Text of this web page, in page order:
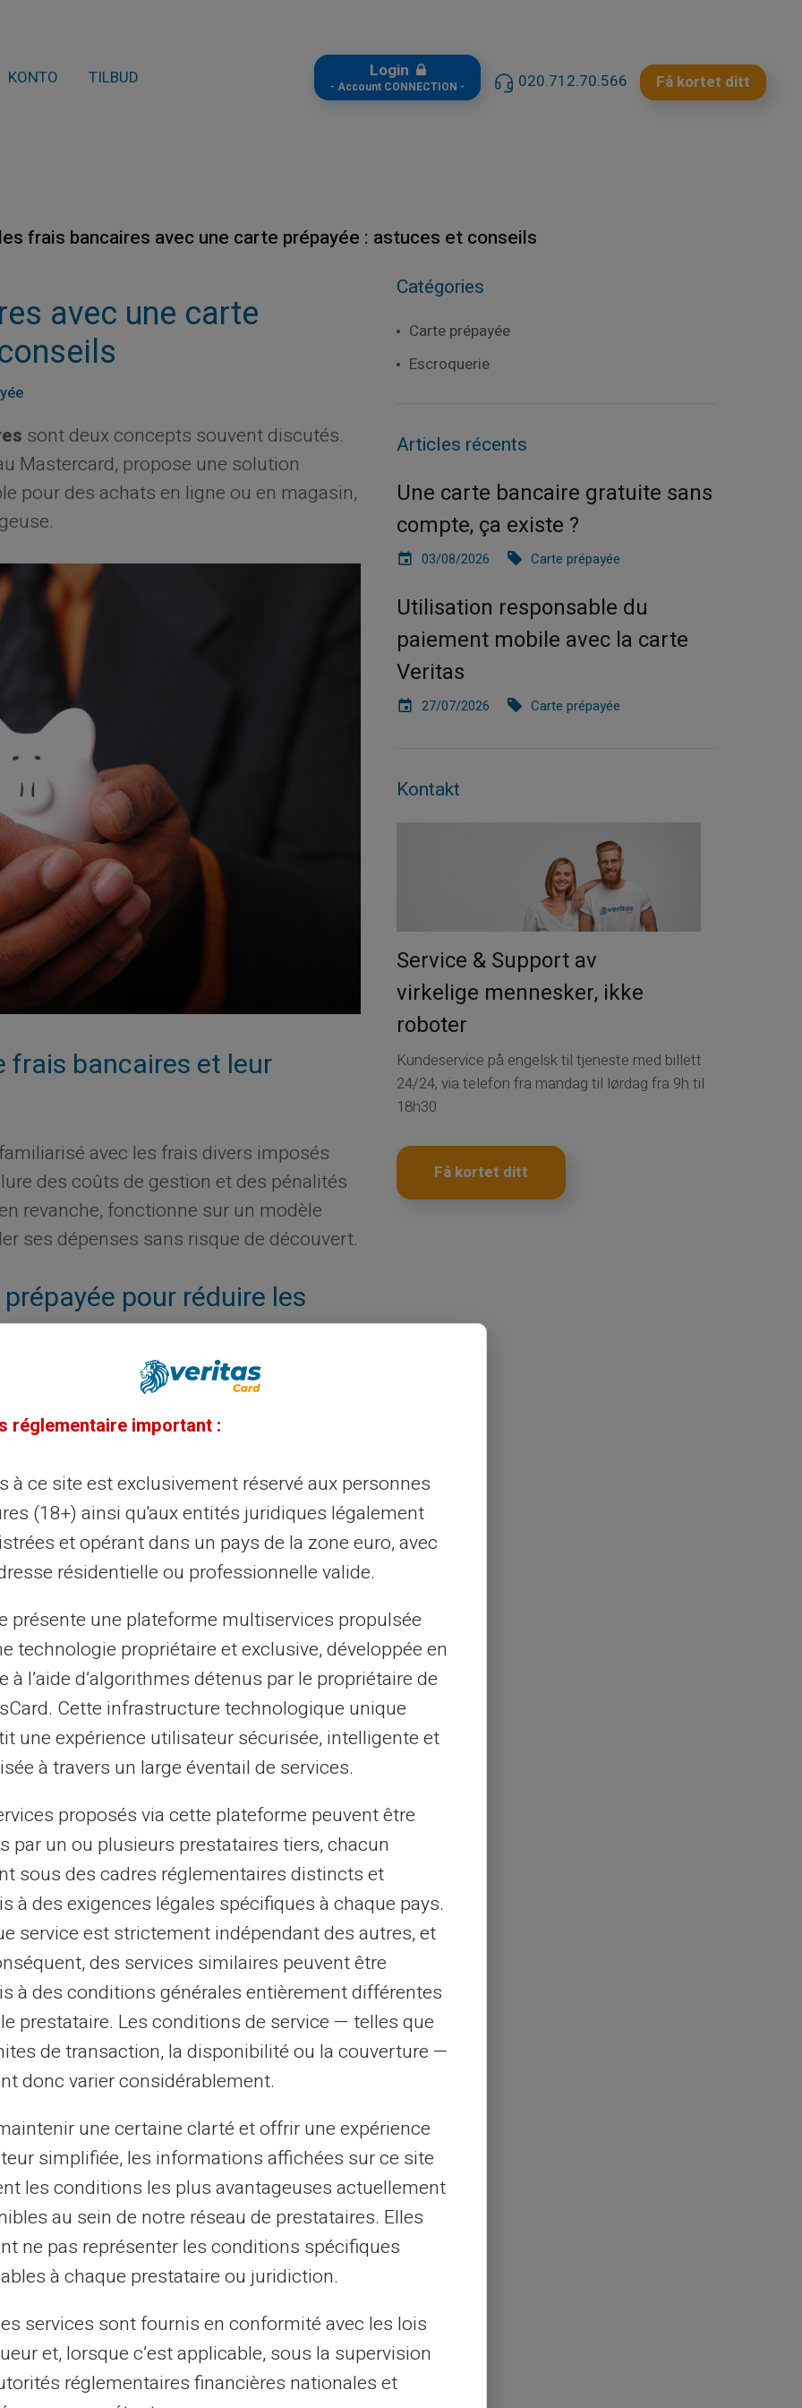
KONTO TILBUD Login
- Account CONNECTION - 020.712.70.566 Få kortet ditt
frais bancaires avec une carte prépayée : astuces et conseils
avec une carte
sont deux concepts souvent discutés.
Mastercard, propose une solution
pour des achats en ligne ou en magasin,
frais bancaires et leur
avec les frais divers imposés
des coûts de gestion et des pénalités
revanche, fonctionne sur un modèle
ses dépenses sans risque de découvert.
pour réduire les
la carte avec RIB prépayée
inattendus. Ce type de carte ne
Aucun document justificatif n'est
les procédures.
comptes bancaires classiques sont
carte avec le montant désiré.
supplémentaires, notamment en cas
distincts de la
peuvent augmenter
retraits dans des devises différentes. La
Mastercard est accepté, offre une
inférieurs à ceux d'unebanque
internationales.
desvirements internationaux
sans frais cachés, ce qui
voyageurs fréquents ou les
étrangers.
caractéristique clé
Veritas est le contrôle des dépenses
que le montant préchargé, il est
aide à éviter les frais liés au
de crédit conventionnelles.
particulièrement attirante pour les
ainsi que pour toute personne
mensuelles.
Catégories
Carte prépayée
Escroquerie
Articles récents
Une carte bancaire gratuite sans
compte, ça existe ?
03/08/2026 Carte prépayée
Utilisation responsable du
paiement mobile avec la carte
Veritas
27/07/2026 Carte prépayée
Kontakt
Service & Support av
virkelige mennesker, ikke
roboter
Kundeservice på engelsk til tjeneste med billett
24/24, via telefon fra mandag til lørdag fra 9h til
18h30
Få kortet ditt
réglementaire important :
à ce site est exclusivement réservé aux personnes
(18+) ainsi qu'aux entités juridiques légalement
et opérant dans un pays de la zone euro, avec
résidentielle ou professionnelle valide.
présente une plateforme multiservices propulsée
technologie propriétaire et exclusive, développée en
à l’aide d’algorithmes détenus par le propriétaire de
Cette infrastructure technologique unique
une expérience utilisateur sécurisée, intelligente et
à travers un large éventail de services.
proposés via cette plateforme peuvent être
par un ou plusieurs prestataires tiers, chacun
sous des cadres réglementaires distincts et
à des exigences légales spécifiques à chaque pays.
service est strictement indépendant des autres, et
des services similaires peuvent être
à des conditions générales entièrement différentes
prestataire. Les conditions de service — telles que
de transaction, la disponibilité ou la couverture —
donc varier considérablement.
une certaine clarté et offrir une expérience
simplifiée, les informations affichées sur ce site
les conditions les plus avantageuses actuellement
au sein de notre réseau de prestataires. Elles
ne pas représenter les conditions spécifiques
à chaque prestataire ou juridiction.
services sont fournis en conformité avec les lois
et, lorsque c’est applicable, sous la supervision
réglementaires financières nationales et